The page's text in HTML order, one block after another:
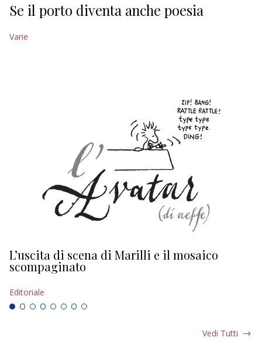
Se il porto diventa anche poesia
Varie
L’uscita di scena di Marilli e il mosaico
scompaginato
Editoriale
Vedi Tutti